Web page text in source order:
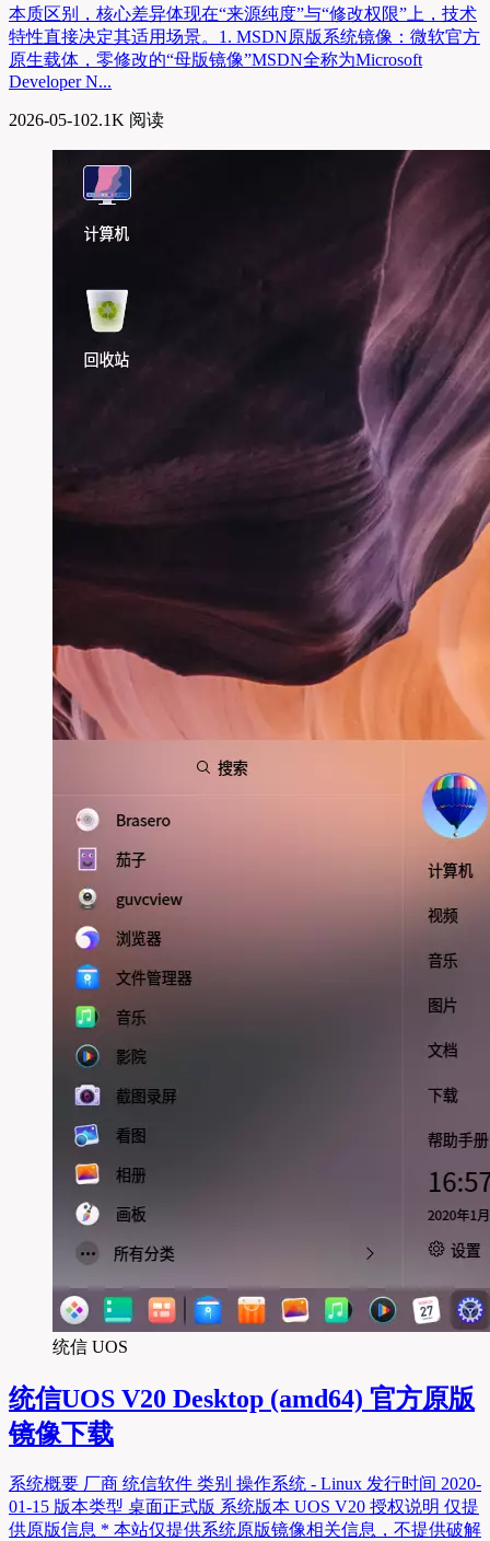
本质区别，核心差异体现在“来源纯度”与“修改权限”上，技术
特性直接决定其适用场景。1. MSDN原版系统镜像：微软官方
原生载体，零修改的“母版镜像”MSDN全称为Microsoft
Developer N...
2026-05-102.1K 阅读
统信 UOS
统信UOS V20 Desktop (amd64) 官方原版
镜像下载
系统概要 厂商 统信软件 类别 操作系统 - Linux 发行时间 2020-
01-15 版本类型 桌面正式版 系统版本 UOS V20 授权说明 仅提
供原版信息 * 本站仅提供系统原版镜像相关信息，不提供破解